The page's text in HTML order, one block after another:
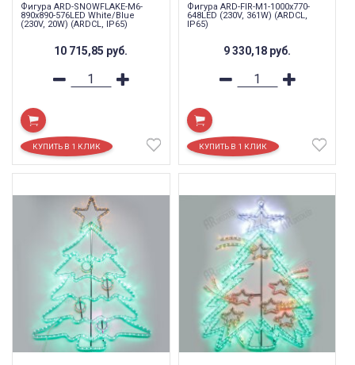
Фигура ARD-SNOWFLAKE-M6-
890x890-576LED White/Blue
(230V, 20W) (ARDCL, IP65)
10 715,85 руб.
Фигура ARD-FIR-M1-1000x770-
648LED (230V, 361W) (ARDCL,
IP65)
9 330,18 руб.